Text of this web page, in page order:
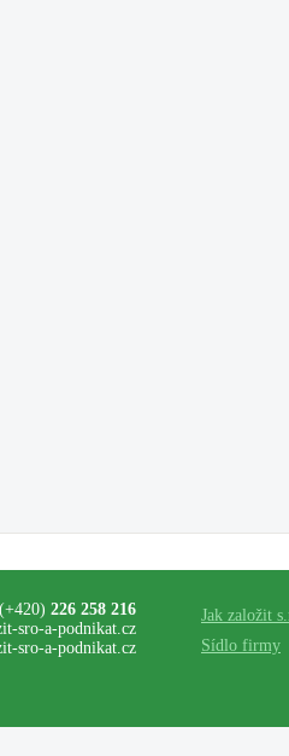
(+420) 226 258 216
sro-a-podnikat.cz
sro-a-podnikat.cz
Jak založit
Sídlo firmy